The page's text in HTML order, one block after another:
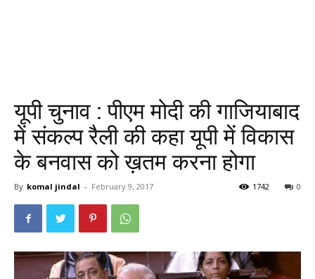
यूपी चुनाव : पीएम मोदी की गाजियाबाद
में संकल्प रैली की कहा यूपी में विकास
के बनवास को ख़तम करना होगा
By komal jindal - February 9, 2017 0
1742